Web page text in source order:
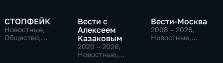
СТОПФЕЙК
Новостные,
Общество,
Вести с
Алексеем
Казаковым
2020 – 2026,
Новостные,
Вести-Москва
2008 – 2026,
Новостные,